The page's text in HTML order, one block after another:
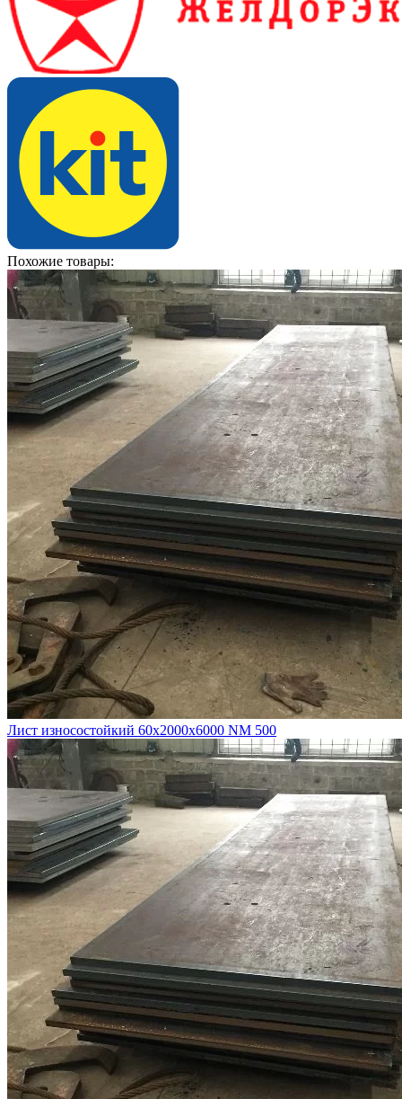
Похожие товары:
Лист износостойкий 60х2000х6000 NM 500